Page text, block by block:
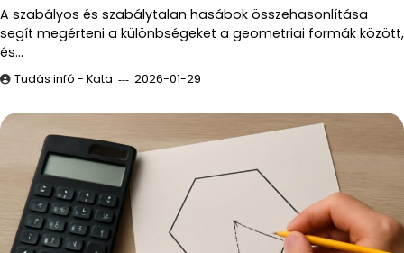
A szabályos és szabálytalan hasábok összehasonlítása
segít megérteni a különbségeket a geometriai formák között,
és…
Tudás infó - Kata 2026-01-29